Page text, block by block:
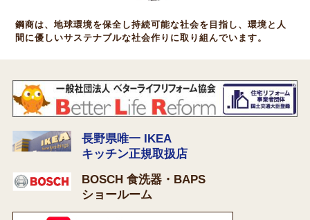
鋼商は、地球環境を保全し持続可能な社会を目指し、環境と人
間に優しいサステナブルな社会作りに取り組んでいます。
長野県唯一 IKEA
キッチン正規取扱店
BOSCH 食洗器・BAPS
ショールーム